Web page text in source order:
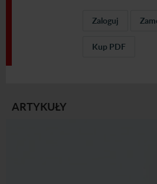
Zaloguj
Kup PDF
ARTYKUŁY